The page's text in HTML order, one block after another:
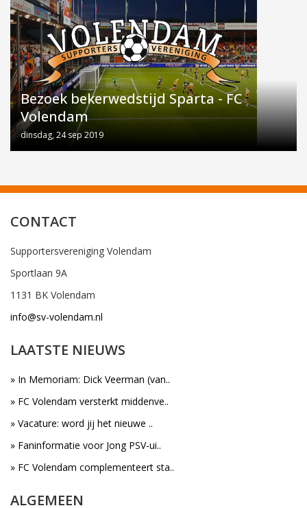
Bezoek bekerwedstijd Sparta - FC
Volendam
dinsdag, 24 sep 2019
CONTACT
Supportersvereniging Volendam
Sportlaan 9A
1131 BK Volendam
info@sv-volendam.nl
LAATSTE NIEUWS
» In Memoriam: Dick Veerman (van..
» FC Volendam versterkt middenve..
» Vacature: word jij het nieuwe ..
» Faninformatie voor Jong PSV-ui..
» FC Volendam complementeert sta..
ALGEMEEN